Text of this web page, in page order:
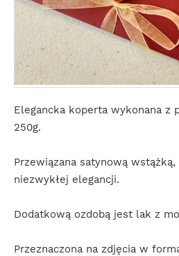
Elegancka koperta wykonana z
250g.
Przewiązana satynową
niezwykłej elegancji.
Dodatkową ozdobą jest lak z
Przeznaczona na zdjęcia w